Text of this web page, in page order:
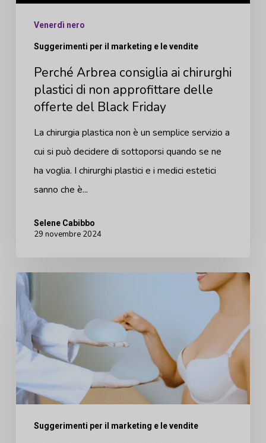
delle
offerte
Black
Friday
Venerdì nero
Suggerimenti per il marketing e le vendite
Perché Arbrea consiglia ai chirurghi
plastici di non approfittare delle
offerte del Black Friday
La chirurgia plastica non è un semplice servizio a
cui si può decidere di sottoporsi quando se ne
ha voglia. I chirurghi plastici e i medici estetici
sanno che è...
Selene Cabibbo
29 novembre 2024
I
rischi
nascosti
dell'affidarsi
esterni
Suggerimenti per il marketing e le vendite